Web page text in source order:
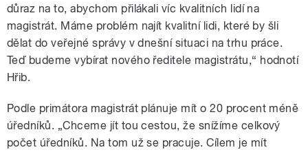
důraz na to, abychom přilákali víc kvalitních lidí na
magistrát. Máme problém najít kvalitní lidi, které by šli
dělat do veřejné správy v dnešní situaci na trhu práce.
Teď budeme vybírat nového ředitele magistrátu,“ hodnotí
Hřib.
Podle primátora magistrát plánuje mít o 20 procent méně
úředníků. „Chceme jít tou cestou, že snížíme celkový
počet úředníků. Na tom už se pracuje. Cílem je mít